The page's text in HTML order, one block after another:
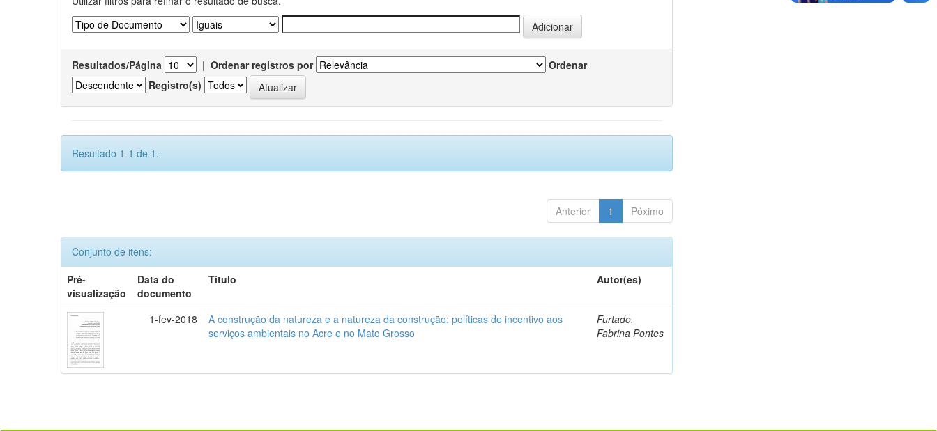
Resultados/Página | Ordenar registros por
Ordenar
Registro(s)
Resultado 1-1 de 1.
Anterior 1 Póximo
Conjunto de itens:
Pré-
visualização
Data do
documento
Título Autor(es)
1-fev-2018
A construção da natureza e a natureza da construção: políticas de incentivo aos
serviços ambientais no Acre e no Mato Grosso
Furtado,
Fabrina Pontes